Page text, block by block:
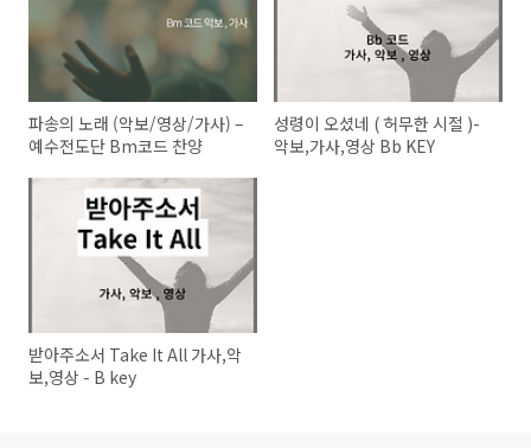
파송의 노래 (악보/영상/가사) –
예수전도단 Bm코드 찬양
성령이 오셨네 ( 허무한 시절 )-
악보,가사,영상 Bb KEY
받아주소서 Take It All 가사,악
보,영상 - B key